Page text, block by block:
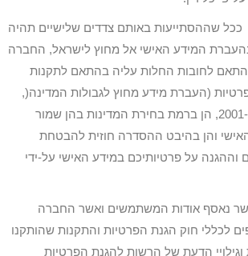
ככל שההסתייעות באותם צדדים שלישיים תהיה
המידע האישי אל מחוץ לישראל, החברה
לחובות החלות עליה בהתאם לתקנות
(העברת מידע מחוץ לגבולות המדינה(,
התשי"א-2001, הן ברמת בחירת המדינות בהן שמור
והן בהיבט ההסדרה חוזית להבטחת
וההגנה על פרטיותיכם במידע האישי על-ידי
נאסף אודות המשתמשים ואשר החברה
לכללי חוק הגנת הפרטיות והתקנות שהותקנו
וגילויי הדעת של הרשות להגנת הפרטיות